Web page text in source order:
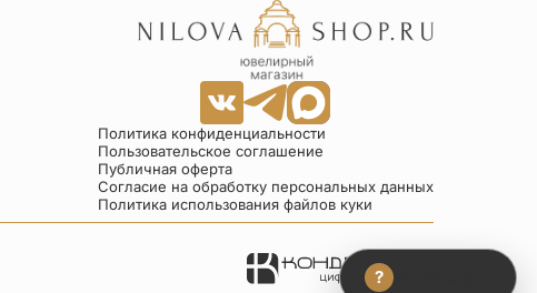
Политика конфиденциальности
Пользовательское соглашение
Публичная оферта
Согласие на обработку персональных данных
Политика использования файлов куки
? Консультант